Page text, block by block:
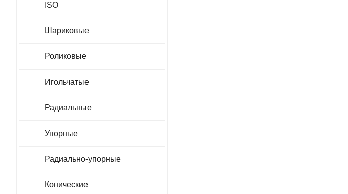
ISO
Шариковые
Роликовые
Игольчатые
Радиальные
Упорные
Радиально-упорные
Конические